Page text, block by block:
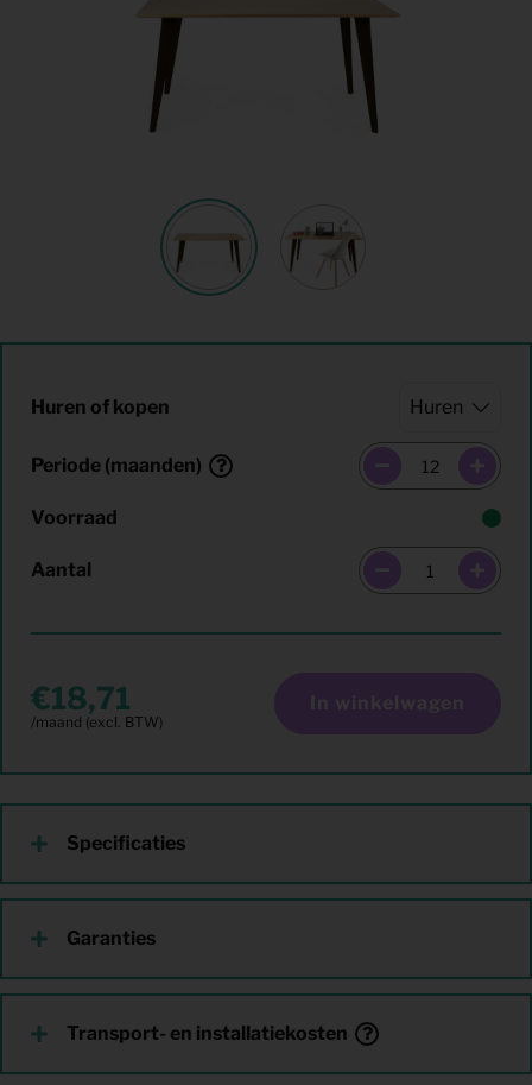
Huren of kopen
Periode (maanden)
Voorraad
Aantal
18,71 In winkelwagen
Specificaties
Garanties
Transport- en installatiekosten